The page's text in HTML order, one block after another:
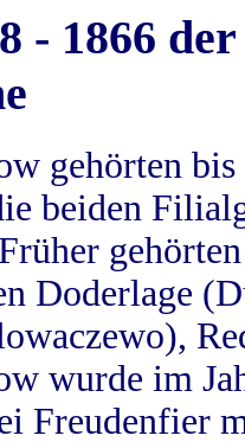
- 1866
gehörten
beiden
Doderlage
wurde im
Freudenfier